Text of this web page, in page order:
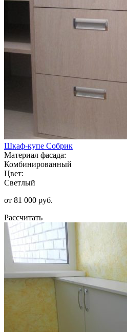
Шкаф-купе Собрик
Материал фасада:
Комбинированный
Цвет:
Светлый
от 81 000 руб.
Рассчитать